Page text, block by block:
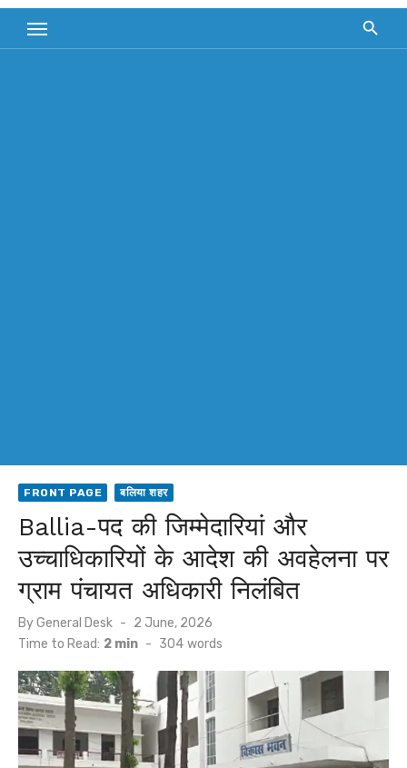
FRONT PAGE बलिया शहर
Ballia-पद की जिम्मेदारियां और
उच्चाधिकारियों के आदेश की अवहेलना पर
ग्राम पंचायत अधिकारी निलंबित
ByGeneral Desk
Posted
on
2 June, 2026
Time to Read: 2 min - 304 words